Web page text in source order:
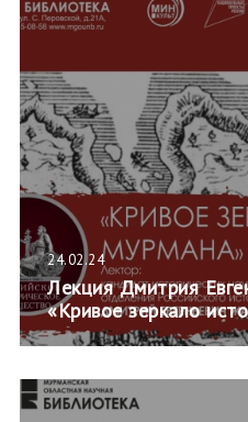
24.02.24
Лекция Дмитрия
«Кривое зеркало